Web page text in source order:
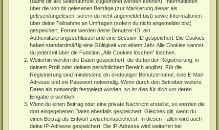
(damit dir alle Seitenaufrufe zugeordnet werden können), Informationen
über die von dir gelesenen Beiträge (zur Markierung dieser als
gelesen/ungelesen; sofern du nicht angemeldet bist) sowie Informationen
über deine Teilnahme an Umfragen (sofern du nicht angemeldet bist)
gespeichert. Ferner werden deine Benutzer-ID, ein
Authentifizierungsschlüssel und eine Session-ID gespeichert. Die Cookies
haben standardmäßig eine Gültigkeit von einem Jahr. Alle Cookies kannst
du jederzeit über die Funktion „Alle Cookies löschen“ löschen.
Weiterhin werden die Daten gespeichert, die du bei der Registrierung, in
deinem Profil oder deinem persönlichem Bereich angibst. Für die
Registrierung sind mindestens ein eindeutiger Benutzername, eine E-Mail-
Adresse und ein Passwort notwendig. Wenn durch den Betreiber weitere
Daten als notwendig festgelegt wurden, so ist dies für dich vor deren
Eingabe ersichtlich.
Wenn du einen Beitrag oder eine private Nachricht erstellst, so werden die
dort eingegebenen Daten ebenfalls gespeichert. Gleiches gilt, wenn du
einen Beitrag als Entwurf zwischenspeicherst. In diesen Fällen wird auch
deine IP-Adresse gespeichert. Die IP-Adresse wird weiterhin bei